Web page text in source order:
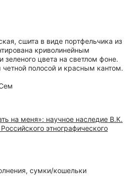
сшита в виде портфельчика из
криволинейным
зеленого цвета на светлом фоне.
полосой и красным кантом.
на меня»: научное наследие В.К.
этнографического
сумки/кошельки